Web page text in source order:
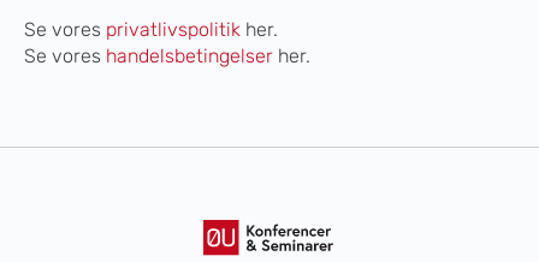
Se vores privatlivspolitik her.
Se vores handelsbetingelser her.